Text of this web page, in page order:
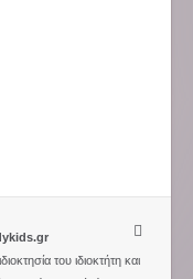
του ιδιοκτήτη και